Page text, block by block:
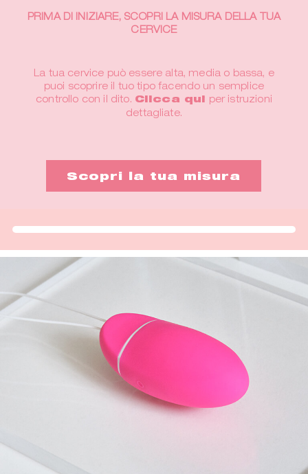
PRIMA DI INIZIARE, SCOPRI LA MISURA DELLA TUA
CERVICE
La tua cervice può essere alta, media o bassa, e
puoi scoprire il tuo tipo facendo un semplice
controllo con il dito. Clicca qui per istruzioni
dettagliate.